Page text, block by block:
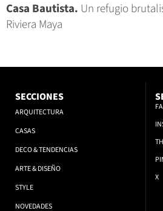
Casa Bautista. Un refugio
Riviera Maya
SECCIONES
ARQUITECTURA
CASAS
DECO & TENDENCIAS
ARTE & DISEÑO
STYLE
NOVEDADES
X